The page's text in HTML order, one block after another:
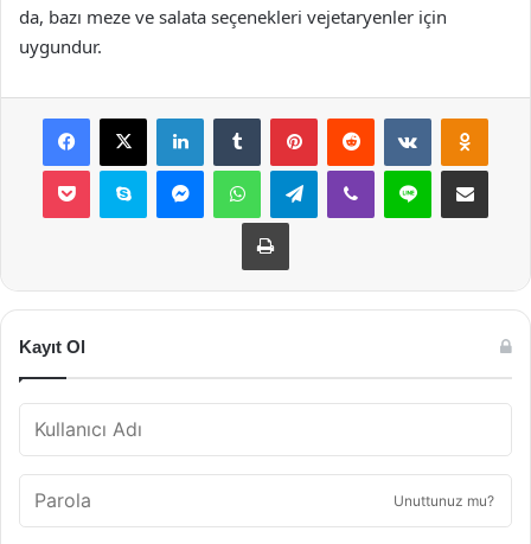
da, bazı meze ve salata seçenekleri vejetaryenler için
uygundur.
Facebook
X LinkedInTumblr PinterestReddit VKontakte
Pocket Skype MessengerWhatsAppTelegramViber Line E-Posta ile
Yazdır
Kayıt Ol
Unuttunuz mu?